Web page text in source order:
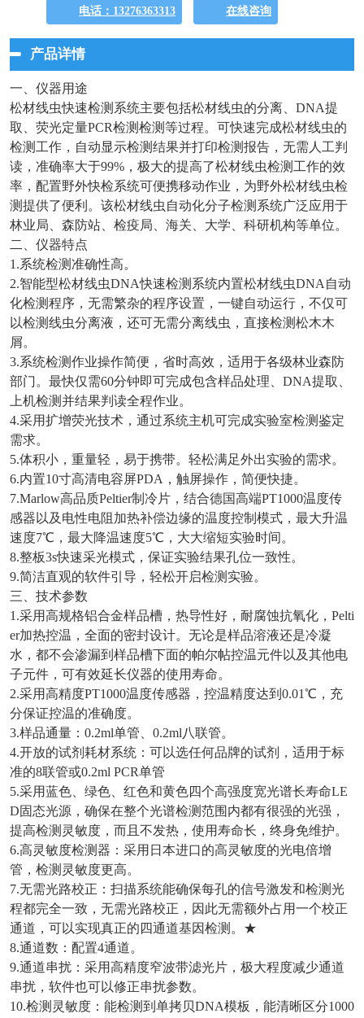
电话：13276363313 在线咨询
产品详情
一、仪器用途
松材线虫快速检测系统主要包括松材线虫的分离、DNA提
取、荧光定量PCR检测检测等过程。可快速完成松材线虫的
检测工作，自动显示检测结果并打印检测报告，无需人工判
读，准确率大于99%，极大的提高了松材线虫检测工作的效
率，配置野外快检系统可便携移动作业，为野外松材线虫检
测提供了便利。该松材线虫自动化分子检测系统广泛应用于
林业局、森防站、检疫局、海关、大学、科研机构等单位。
二、仪器特点
1.系统检测准确性高。
2.智能型松材线虫DNA快速检测系统内置松材线虫DNA自动
化检测程序，无需繁杂的程序设置，一键自动运行，不仅可
以检测线虫分离液，还可无需分离线虫，直接检测松木木
屑。
3.系统检测作业操作简便，省时高效，适用于各级林业森防
部门。最快仅需60分钟即可完成包含样品处理、DNA提取、
上机检测并结果判读全程作业。
4.采用扩增荧光技术，通过系统主机可完成实验室检测鉴定
需求。
5.体积小，重量轻，易于携带。轻松满足外出实验的需求。
6.内置10寸高清电容屏PDA，触屏操作，简便快捷。
7.Marlow高品质Peltier制冷片，结合德国高端PT1000温度传
感器以及电性电阻加热补偿边缘的温度控制模式，最大升温
速度7℃，最大降温速度5℃，大大缩短实验时间。
8.整板3s快速采光模式，保证实验结果孔位一致性。
9.简洁直观的软件引导，轻松开启检测实验。
三、技术参数
1.采用高规格铝合金样品槽，热导性好，耐腐蚀抗氧化，Pelti
er加热控温，全面的密封设计。无论是样品溶液还是冷凝
水，都不会渗漏到样品槽下面的帕尔帖控温元件以及其他电
子元件，可有效延长仪器的使用寿命。
2.采用高精度PT1000温度传感器，控温精度达到0.01℃，充
分保证控温的准确度。
3.样品通量：0.2ml单管、0.2ml八联管。
4.开放的试剂耗材系统：可以选任何品牌的试剂，适用于标
准的8联管或0.2ml PCR单管
5.采用蓝色、绿色、红色和黄色四个高强度宽光谱长寿命LE
D固态光源，确保在整个光谱检测范围内都有很强的光强，
提高检测灵敏度，而且不发热，使用寿命长，终身免维护。
6.高灵敏度检测器：采用日本进口的高灵敏度的光电倍增
管，检测灵敏度更高。
7.无需光路校正：扫描系统能确保每孔的信号激发和检测光
程都完全一致，无需光路校正，因此无需额外占用一个校正
通道，可以实现真正的四通道基因检测。★
8.通道数：配置4通道。
9.通道串扰：采用高精度窄波带滤光片，极大程度减少通道
串扰，软件也可以修正串扰参数。
10.检测灵敏度：能检测到单拷贝DNA模板，能清晰区分1000